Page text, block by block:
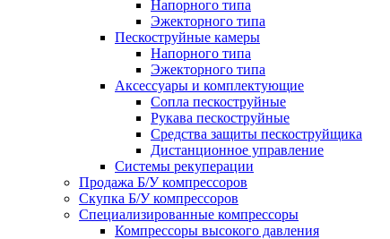
Напорного типа
Эжекторного типа
Пескоструйные камеры
Напорного типа
Эжекторного типа
Аксессуары и комплектующие
Сопла пескоструйные
Рукава пескоструйные
Средства защиты пескоструйщика
Дистанционное управление
Системы рекуперации
Продажа Б/У компрессоров
Скупка Б/У компрессоров
Специализированные компрессоры
Компрессоры высокого давления